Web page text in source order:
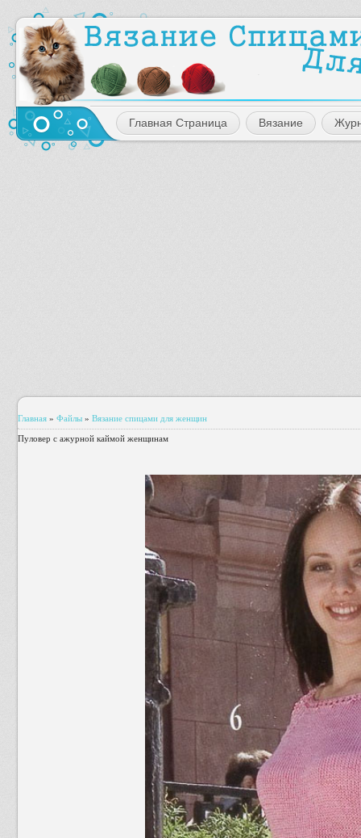
Главная Страница Вязание
Главная » Файлы » Вязание спицами для женщин
Пуловер с ажурной каймой женщинам